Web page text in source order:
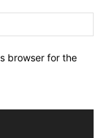
browser for the